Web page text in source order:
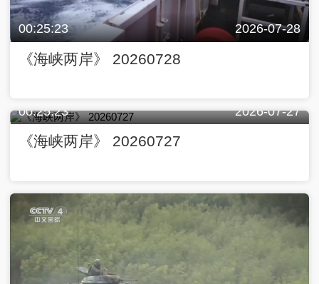
00:25:23 2026-07-28
《海峡两岸》 20260728
00:25:23 2026-07-27
《海峡两岸》 20260727